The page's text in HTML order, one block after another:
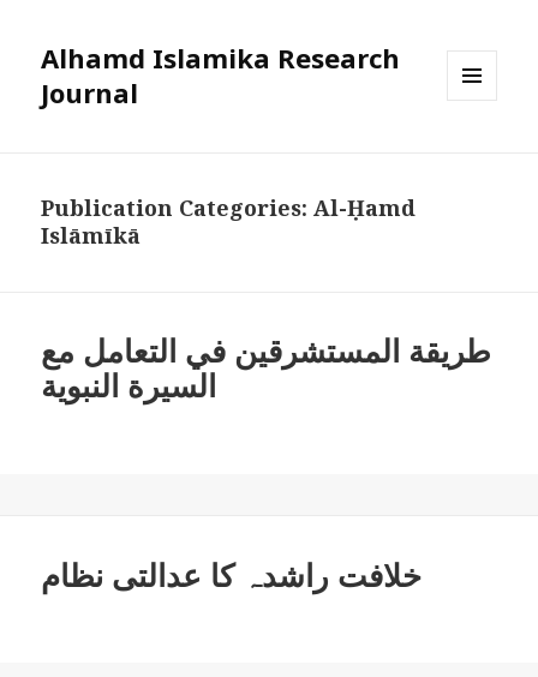
Alhamd Islamika Research
Journal
Publication Categories:Al-Ḥamd
Islāmīkā
طريقة المستشرقين في التعامل مع
السيرة النبوية
خلافت راشدہ کا عدالتی نظام